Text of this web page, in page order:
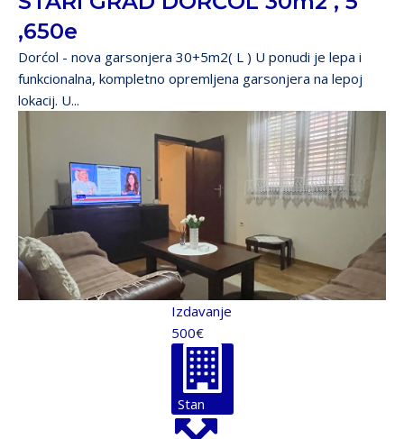
,650e
Dorćol - nova garsonjera 30+5m2( L ) U ponudi je lepa i
funkcionalna, kompletno opremljena garsonjera na lepoj
lokacij. U...
Izdavanje
500€
Stan